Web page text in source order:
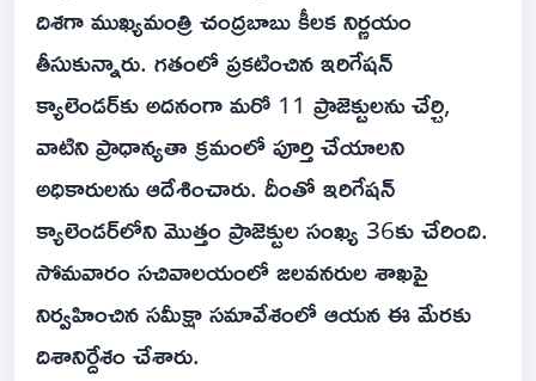
దిశగా ముఖ్యమంత్రి చంద్రబాబు కీలక నిర్ణయం
తీసుకున్నారు. గతంలో ప్రకటించిన ఇరిగేషన్
క్యాలెండర్‌కు అదనంగా మరో 11 ప్రాజెక్టులను చేర్చి,
వాటిని ప్రాధాన్యతా క్రమంలో పూర్తి చేయాలని
అధికారులను ఆదేశించారు. దీంతో ఇరిగేషన్
క్యాలెండర్‌లోని మొత్తం ప్రాజెక్టుల సంఖ్య 36కు చేరింది.
సోమవారం సచివాలయంలో జలవనరుల శాఖపై
నిర్వహించిన సమీక్షా సమావేశంలో ఆయన ఈ మేరకు
దిశానిర్దేశం చేశారు.